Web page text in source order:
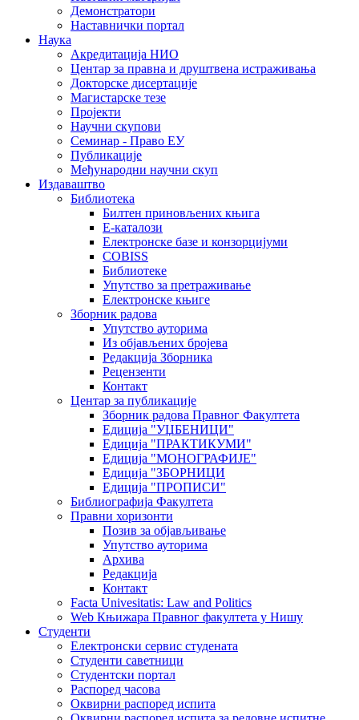
Демонстратори
Наставнички портал
Наука
Акредитација НИО
Центар за правна и друштвена истраживања
Докторске дисертације
Магистарске тезе
Пројекти
Научни скупови
Семинар - Право ЕУ
Публикације
Међународни научни скуп
Издаваштво
Библиотека
Билтен приновљених књига
Е-каталози
Електронске базе и конзорцијуми
COBISS
Библиотеке
Упутство за претраживање
Електронске књиге
Зборник радова
Упутство ауторима
Из објављених бројева
Редакција Зборника
Рецензенти
Контакт
Центар за публикације
Зборник радова Правног Факултета
Едиција "УЏБЕНИЦИ"
Едиција "ПРАКТИКУМИ"
Едиција "МОНОГРАФИЈЕ"
Едиција "ЗБОРНИЦИ
Едиција "ПРОПИСИ"
Библиографија Факултета
Правни хоризонти
Позив за објављивање
Упутство ауторима
Архива
Редакција
Контакт
Facta Univesitatis: Law and Politics
Web Књижара Правног факултета у Нишу
Студенти
Електронски сервис студената
Студенти саветници
Студентски портал
Распоред часова
Оквирни распоред испита